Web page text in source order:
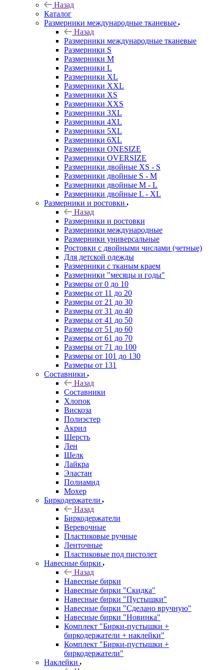
Назад
Каталог
Размерники международные тканевые
Назад
Размерники международные тканевые
Размерники S
Размерники M
Размерники L
Размерники XL
Размерники XXL
Размерники XS
Размерники XXS
Размерники 3XL
Размерники 4XL
Размерники 5XL
Размерники 6XL
Размерники ONESIZE
Размерники OVERSIZE
Размерники двойные XS - S
Размерники двойные S - M
Размерники двойные M - L
Размерники двойные L - XL
Размерники и ростовки
Назад
Размерники и ростовки
Размерники международные
Размерники универсальные
Ростовки с двойными числами (четные)
Для детской одежды
Размерники с тканым краем
Размерники "месяцы и годы"
Размеры от 0 до 10
Размеры от 11 до 20
Размеры от 21 до 30
Размеры от 31 до 40
Размеры от 41 до 50
Размеры от 51 до 60
Размеры от 61 до 70
Размеры от 71 до 100
Размеры от 101 до 130
Размеры от 131
Составники
Назад
Составники
Хлопок
Вискоза
Полиэстер
Акрил
Шерсть
Лен
Шелк
Лайкра
Эластан
Полиамид
Мохер
Биркодержатели
Назад
Биркодержатели
Веревочные
Пластиковые ручные
Ленточные
Пластиковые под пистолет
Навесные бирки
Назад
Навесные бирки
Навесные бирки "Скидка"
Навесные бирки "Пустышки"
Навесные бирки "Сделано вручную"
Навесные бирки "Новинка"
Комплект "Бирки-пустышки +
биркодержатели + наклейки"
Комплект "Бирки-пустышки +
биркодержатели"
Наклейки